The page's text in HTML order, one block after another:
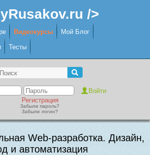
/>
Видеокурсы Мой Блог
Тесты
Регистрация
Забыли пароль?
Забыли логин?
Web-разработка. Дизайн,
и автоматизация